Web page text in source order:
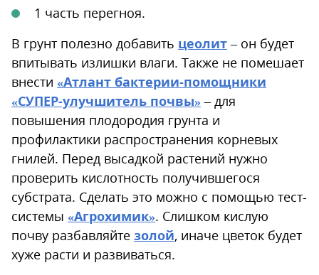
1 часть перегноя.
В грунт полезно добавить цеолит– он будет
впитывать излишки влаги. Также не помешает
внести «Атлант бактерии-помощники
«СУПЕР-улучшитель почвы» – для
повышения плодородия грунта и
профилактики распространения корневых
гнилей. Перед высадкой растений нужно
проверить кислотность получившегося
субстрата. Сделать это можно с помощью тест-
системы «Агрохимик». Слишком кислую
почву разбавляйте золой, иначе цветок будет
хуже расти и развиваться.